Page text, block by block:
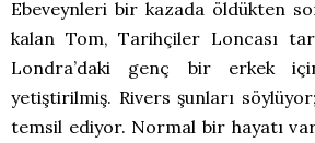
Ebeveynleri bir kazada öldükten
kalan Tom, Tarihçiler Loncası
Londra’daki genç bir erkek
yetiştirilmiş. Rivers şunları
temsil ediyor. Normal bir hayatı